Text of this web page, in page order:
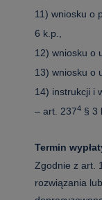
11) wniosku o
6 k.p.,
12) wniosku o
13) wniosku o
14) instrukcji i
– art. 2374 § 3
Termin
Zgodnie z art.
rozwiązania